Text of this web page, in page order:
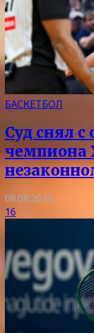
БАСКЕТБОЛ
Суд снял
чемпиона
08.08.2026
16